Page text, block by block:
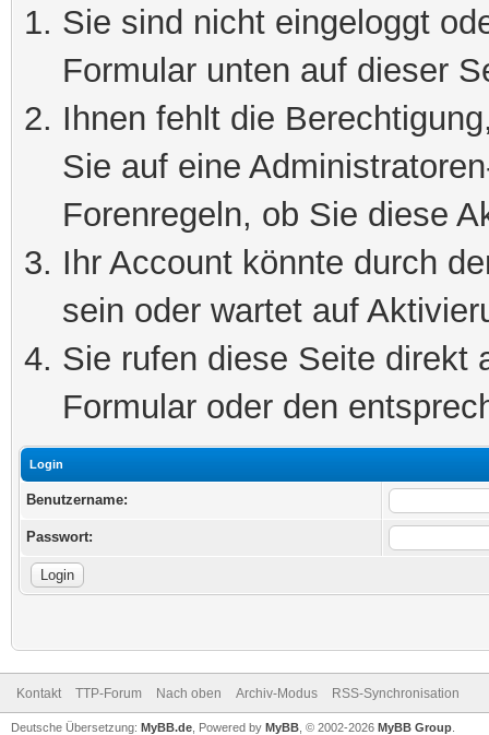
Sie sind nicht eingeloggt
Formular unten auf dieser
Ihnen fehlt die
Sie auf eine
Forenregeln, ob Sie diese
Ihr Account könnte durch
sein oder wartet auf
Sie rufen diese Seite direkt
Formular oder den
Login
Benutzername:
Passwort:
Kontakt TTP-Forum Nach oben Archiv-Modus RSS-Synchronisation
Deutsche Übersetzung: MyBB.de , Powered by MyBB , © 2002-2026 MyBB Group